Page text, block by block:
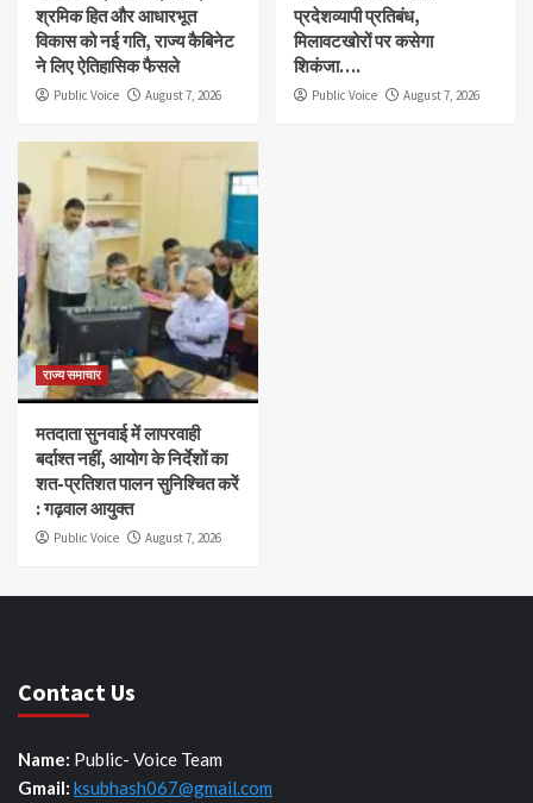
श्रमिक हित और आधारभूत
विकास को नई गति, राज्य कैबिनेट
ने लिए ऐतिहासिक फैसले
Public Voice August 7, 2026
प्रदेशव्यापी प्रतिबंध,
मिलावटखोरों पर कसेगा
शिकंजा….
Public Voice August 7, 2026
राज्य समाचार
मतदाता सुनवाई में लापरवाही
बर्दाश्त नहीं, आयोग के निर्देशों का
शत-प्रतिशत पालन सुनिश्चित करें
: गढ़वाल आयुक्त
Public Voice August 7, 2026
Contact Us
Name: Public- Voice Team
Gmail: ksubhash067@gmail.com